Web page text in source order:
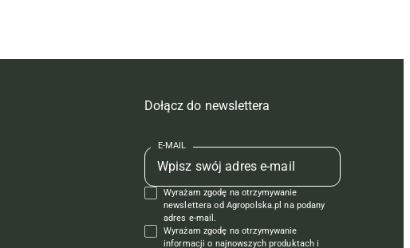
Dołącz do newslettera
E-MAIL
Wyrażam zgodę na otrzymywanie
newslettera od Agropolska.pl na podany
adres e-mail.
Wyrażam zgodę na otrzymywanie
informacji o najnowszych produktach i